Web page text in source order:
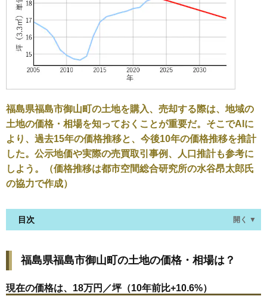
福島県福島市御山町の土地を購入、売却する際は、地域の
土地の価格・相場を知っておくことが重要だ。そこでAIに
より、過去15年の価格推移と、今後10年の価格推移を推計
した。公示地価や実際の売買取引事例、人口推計も参考に
しよう。（価格推移は都市空間総合研究所の水谷昂太郎氏
の協力で作成）
目次 開く ▼
現在の価格は、18万円／坪（10年前比+10.6%）
価格を詳細に分析しよう
福島県福島市御山町の土地の価格・相場は？
現在の価格は、18万円／坪（10年前比+10.6%）